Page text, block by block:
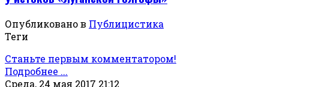
Опубликовано в Публицистика
Теги
Станьте первым комментатором!
Подробнее ...
Среда, 24 мая 2017 21:12